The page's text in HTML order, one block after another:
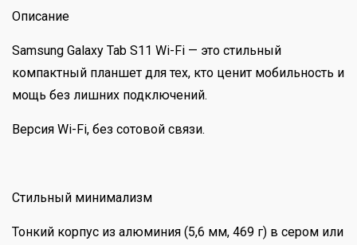
Описание
Samsung Galaxy Tab S11 Wi-Fi — это стильный
компактный планшет для тех, кто ценит мобильность и
мощь без лишних подключений.
Версия Wi-Fi, без сотовой связи.
Стильный минимализм
Тонкий корпус из алюминия (5,6 мм, 469 г) в сером или